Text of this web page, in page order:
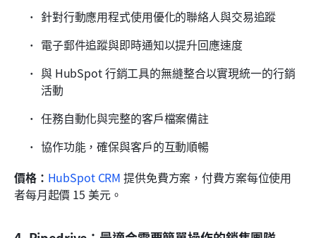
針對行動應用程式使用優化的聯絡人與交易追蹤
電子郵件追蹤與即時通知以提升回應速度
與 HubSpot 行銷工具的無縫整合以實現統一的行銷
活動
任務自動化與完整的客戶檔案備註
協作功能，確保與客戶的互動順暢
價格： HubSpot CRM 提供免費方案，付費方案每位使用
者每月起價 15 美元。